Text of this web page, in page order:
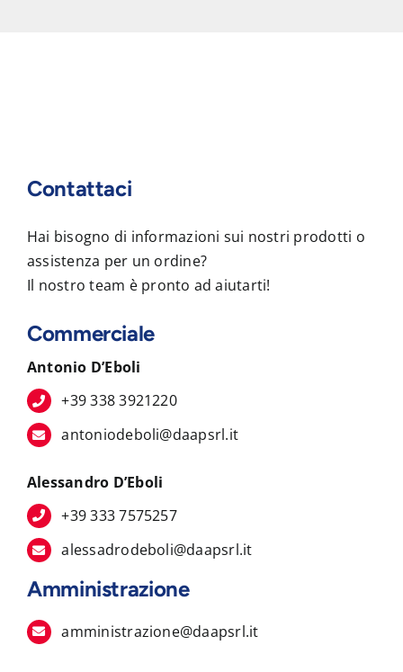
Contattaci
Hai bisogno di informazioni sui nostri prodotti o
assistenza per un ordine?
Il nostro team è pronto ad aiutarti!
Commerciale
Antonio D’Eboli
+39 338 3921220
antoniodeboli@daapsrl.it
Alessandro D’Eboli
+39 333 7575257
alessadrodeboli@daapsrl.it
Amministrazione
amministrazione@daapsrl.it